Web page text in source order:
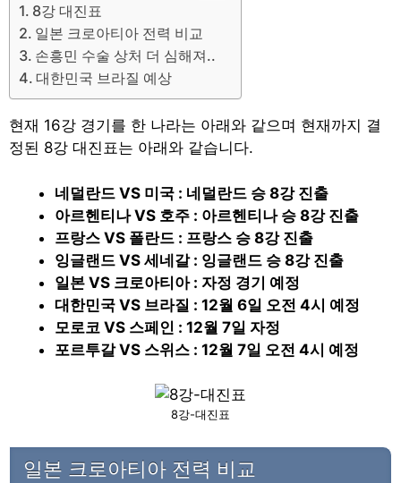
8강 대진표
일본 크로아티아 전력 비교
손흥민 수술 상처 더 심해져..
대한민국 브라질 예상
현재 16강 경기를 한 나라는 아래와 같으며 현재까지 결
정된 8강 대진표는 아래와 같습니다.
네덜란드 VS 미국 : 네덜란드 승 8강 진출
아르헨티나 VS 호주 : 아르헨티나 승 8강 진출
프랑스 VS 폴란드 : 프랑스 승 8강 진출
잉글랜드 VS 세네갈 : 잉글랜드 승 8강 진출
일본 VS 크로아티아 : 자정 경기 예정
대한민국 VS 브라질 : 12월 6일 오전 4시 예정
모로코 VS 스페인 : 12월 7일 자정
포르투갈 VS 스위스 : 12월 7일 오전 4시 예정
8강-대진표
일본 크로아티아 전력 비교